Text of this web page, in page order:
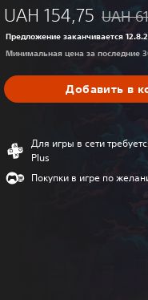
UAH 154,75 Скидка
UAH
Предложение заканчивается
Минимальная цена за последние
Добавить в
Для игры в сети
Plus
Покупки в игре по